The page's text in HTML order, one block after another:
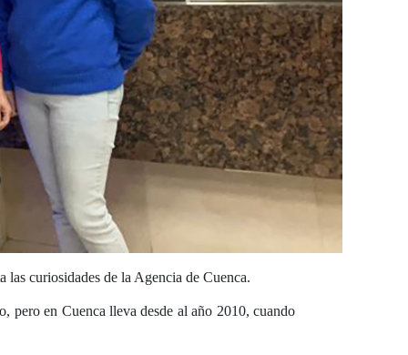
las curiosidades de la Agencia de Cuenca.
pero en Cuenca lleva desde al año 2010, cuando